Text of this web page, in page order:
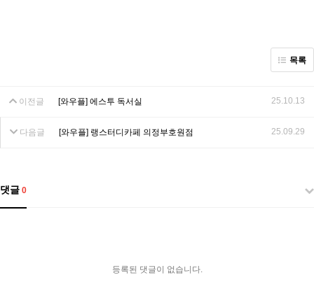
목록
이전글 [와우플] 에스투 독서실 25.10.13
다음글 [와우플] 랭스터디카페 의정부호원점 25.09.29
댓글 0
등록된 댓글이 없습니다.